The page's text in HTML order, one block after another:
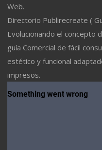
Web.
Directorio Publirecreate (
Evolucionando el concepto
guía Comercial de fácil
estético y funcional
impresos.